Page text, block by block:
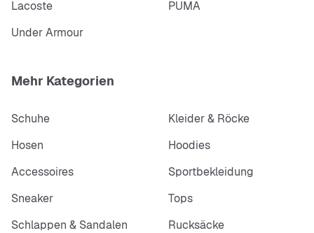
Lacoste
PUMA
Under Armour
Mehr Kategorien
Schuhe
Kleider & Röcke
Hosen
Hoodies
Accessoires
Sportbekleidung
Sneaker
Tops
Schlappen & Sandalen
Rucksäcke